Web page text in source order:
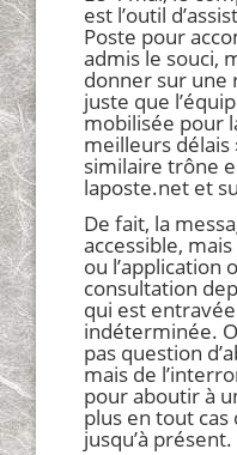
est l’outil
Poste pour
admis le souci,
donner sur une
juste que
mobilisée pour
meilleurs délais
similaire trône
laposte.net et
De fait, la
accessible,
ou l’application
consultation
qui est
indéterminée.
pas question
mais de
pour aboutir à
plus en tout
jusqu’à présent.